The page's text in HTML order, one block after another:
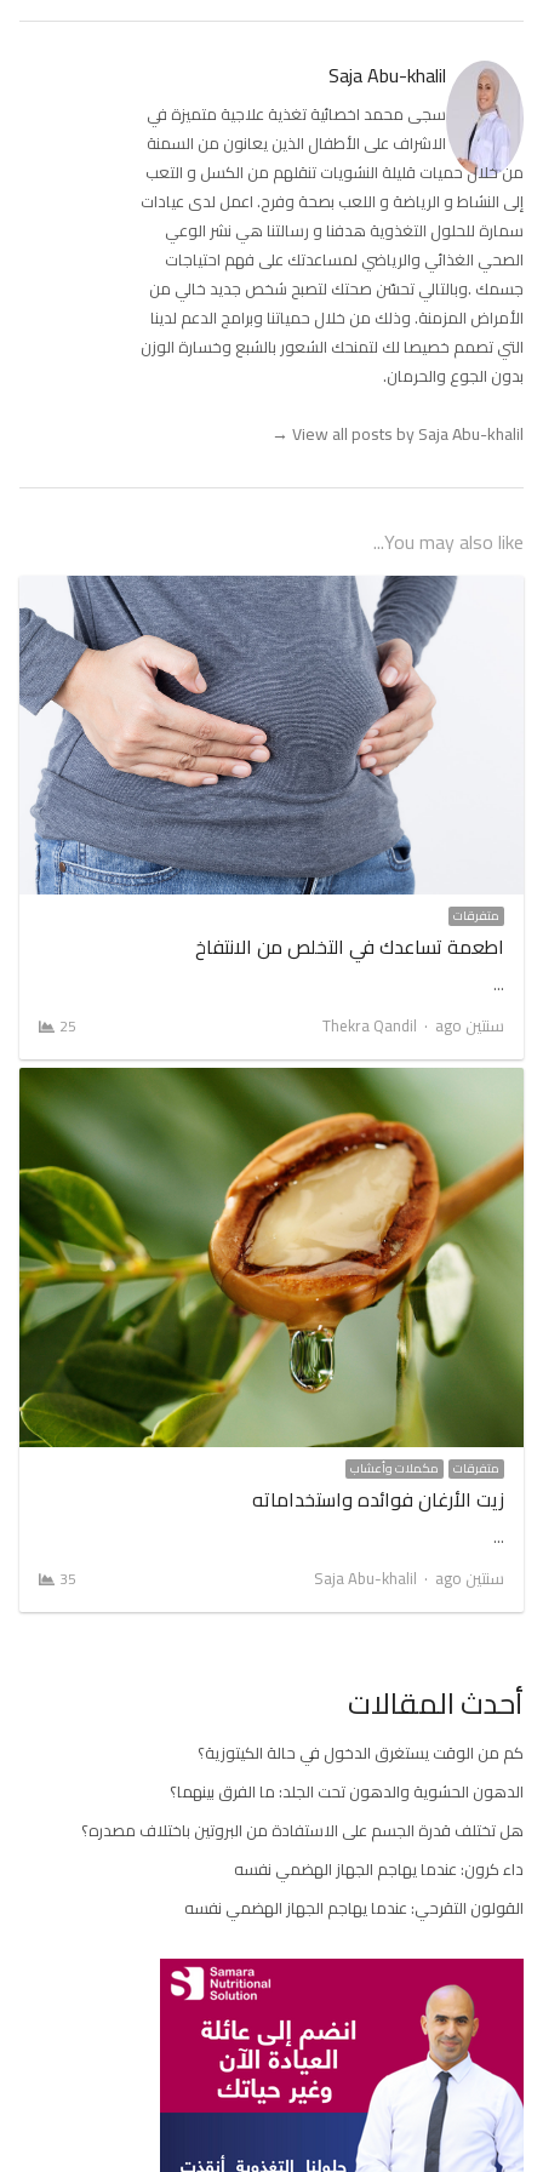
Saja Abu-khalil
سجى محمد اخصائية تغذية علاجية متميزة في
الاشراف على الأطفال الذين يعانون من السمنة
من خلال حميات قليلة النشويات تنقلهم من الكسل و التعب
إلى النشاط و الرياضة و اللعب بصحة وفرح. اعمل لدى عيادات
سمارة للحلول التغذوية هدفنا و رسالتنا هي نشر الوعي
الصحي الغذائي والرياضي لمساعدتك على فهم احتياجات
جسمك .وبالتالي تحسّن صحتك لتصبح شخص جديد خالي من
الأمراض المزمنة. وذلك من خلال حمياتنا وبرامج الدعم لدينا
التي تصمم خصيصا لك لتمنحك الشعور بالشبع وخسارة الوزن
بدون الجوع والحرمان.
View all posts by Saja Abu-khalil
→
You may also like...
متفرقات
اطعمة تساعدك في التخلص من الانتفاخ
…
سنتين ago
Author
Thekra Qandil
25
متفرقات مكملات وأعشاب
زيت الأرغان فوائده واستخداماته
…
سنتين ago
Author
Saja Abu-khalil
35
أحدث المقالات
كم من الوقت يستغرق الدخول في حالة الكيتوزية؟
الدهون الحشوية والدهون تحت الجلد: ما الفرق بينهما؟
هل تختلف قدرة الجسم على الاستفادة من البروتين باختلاف مصدره؟
داء كرون: عندما يهاجم الجهاز الهضمي نفسه
القولون التقرحي: عندما يهاجم الجهاز الهضمي نفسه